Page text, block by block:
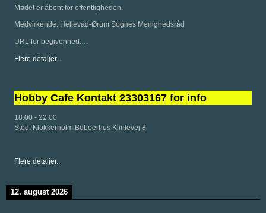
Mødet er åbent for offentligheden.
Medvirkende: Hellevad-Ørum Sognes Menighedsråd
URL for begivenhed:…
Flere detaljer...
Hobby Cafe Kontakt 23303167 for info
18:00 - 22:00
Sted: Klokkerholm Beboerhus Klintevej 8
Flere detaljer...
12. august 2026